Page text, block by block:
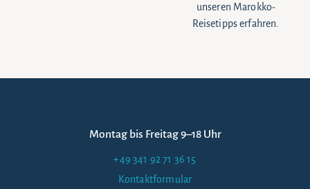
unseren Marokko-
Reisetipps erfahren.
Montag bis Freitag 9–18 Uhr
+49 341 92 71 36 15
Kontaktformular